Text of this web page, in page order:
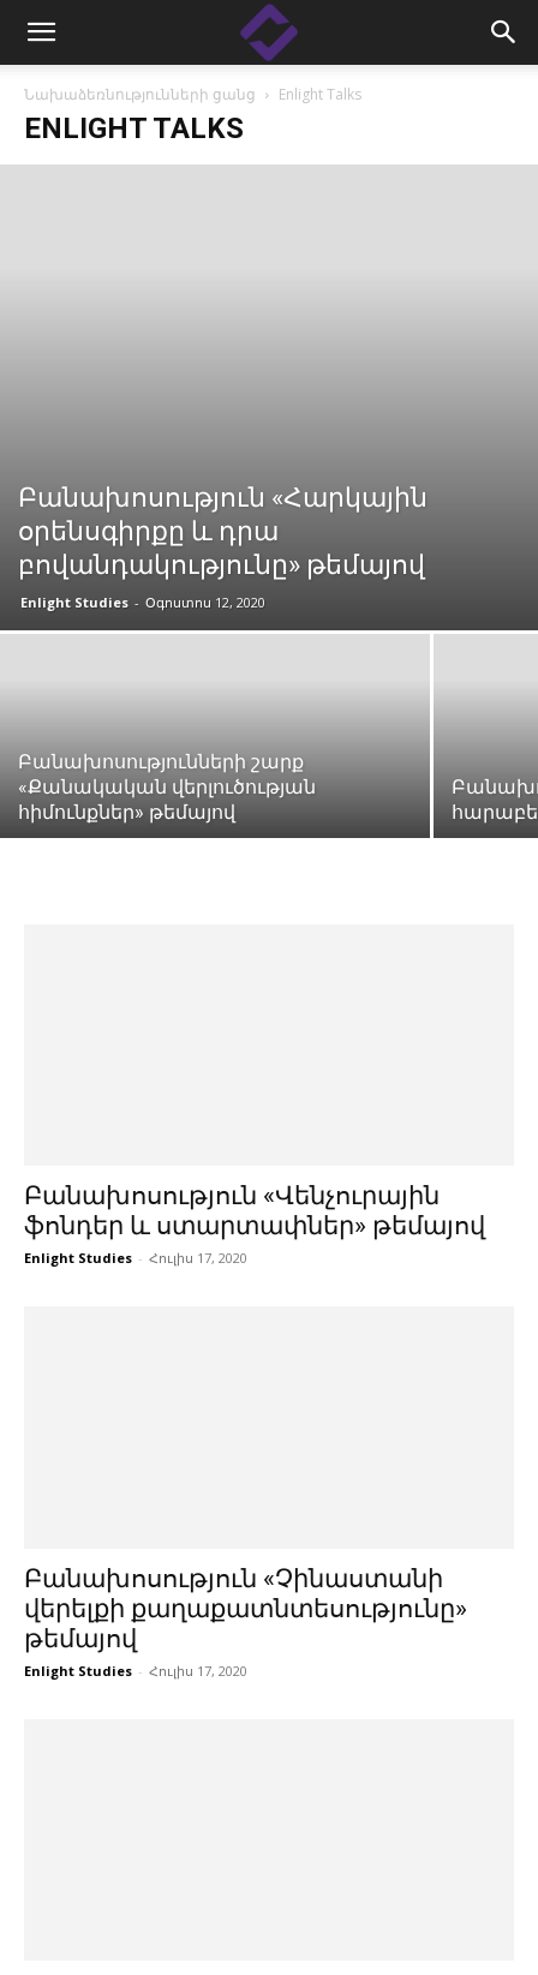
Նախաձեռնությունների ցանց Enlight Talks
ENLIGHT TALKS
Բանախոսություն «Հարկային
օրենսգիրքը և դրա
բովանդակությունը» թեմայով
Enlight Studies - Օգոստոս 12, 2020
Բանախոսությունների շարք
«Քանակական վերլուծության
հիմունքներ» թեմայով
Բանախոսություն «Վենչուրային
ֆոնդեր և ստարտափներ» թեմայով
Enlight Studies - Հուլիս 17, 2020
Բանախոսություն «Չինաստանի
վերելքի քաղաքատնտեսությունը»
թեմայով
Enlight Studies - Հուլիս 17, 2020